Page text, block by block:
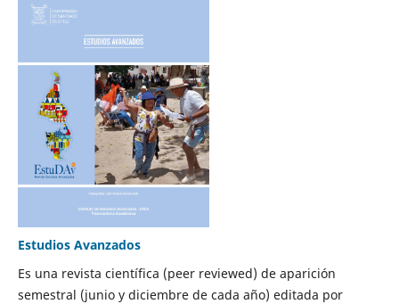
Estudios Avanzados
Es una revista científica (peer reviewed) de aparición
semestral (junio y diciembre de cada año) editada por